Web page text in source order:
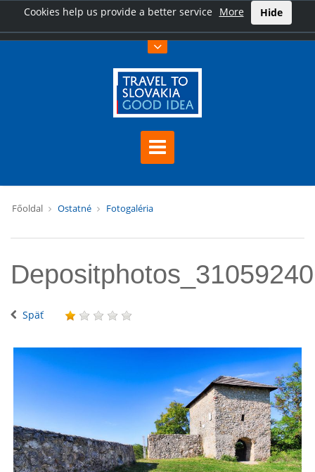
Cookies help us provide a better service More Hide
Főoldal Ostatné Fotogaléria
Späť